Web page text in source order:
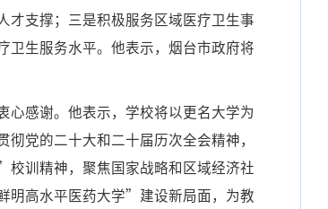
才支撑；三是积极服务区域医疗卫生事
卫生服务水平。他表示，烟台市政府将
心感谢。他表示，学校将以更名大学为
党的二十大和二十届历次全会精神，
训精神，聚焦国家战略和区域经济社
明高水平医药大学”建设新局面，为教